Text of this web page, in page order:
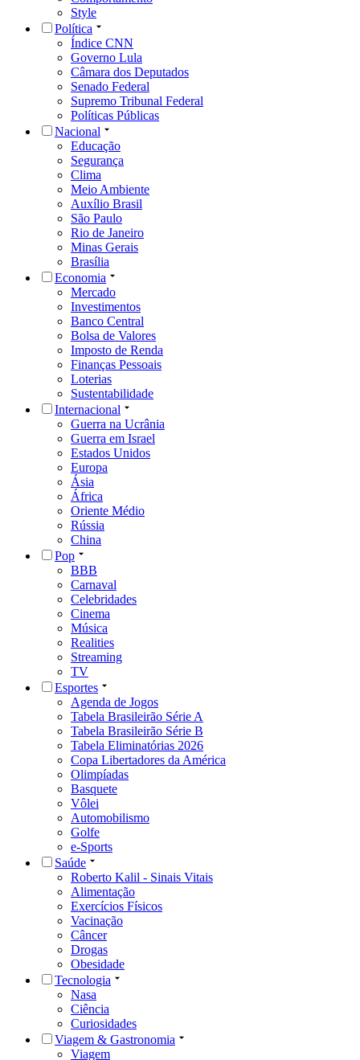
Style
Política
Índice CNN
Governo Lula
Câmara dos Deputados
Senado Federal
Supremo Tribunal Federal
Políticas Públicas
Nacional
Educação
Segurança
Clima
Meio Ambiente
Auxílio Brasil
São Paulo
Rio de Janeiro
Minas Gerais
Brasília
Economia
Mercado
Investimentos
Banco Central
Bolsa de Valores
Imposto de Renda
Finanças Pessoais
Loterias
Sustentabilidade
Internacional
Guerra na Ucrânia
Guerra em Israel
Estados Unidos
Europa
Ásia
África
Oriente Médio
Rússia
China
Pop
BBB
Carnaval
Celebridades
Cinema
Música
Realities
Streaming
TV
Esportes
Agenda de Jogos
Tabela Brasileirão Série A
Tabela Brasileirão Série B
Tabela Eliminatórias 2026
Copa Libertadores da América
Olimpíadas
Basquete
Vôlei
Automobilismo
Golfe
e-Sports
Saúde
Roberto Kalil - Sinais Vitais
Alimentação
Exercícios Físicos
Vacinação
Câncer
Drogas
Obesidade
Tecnologia
Nasa
Ciência
Curiosidades
Viagem & Gastronomia
Viagem